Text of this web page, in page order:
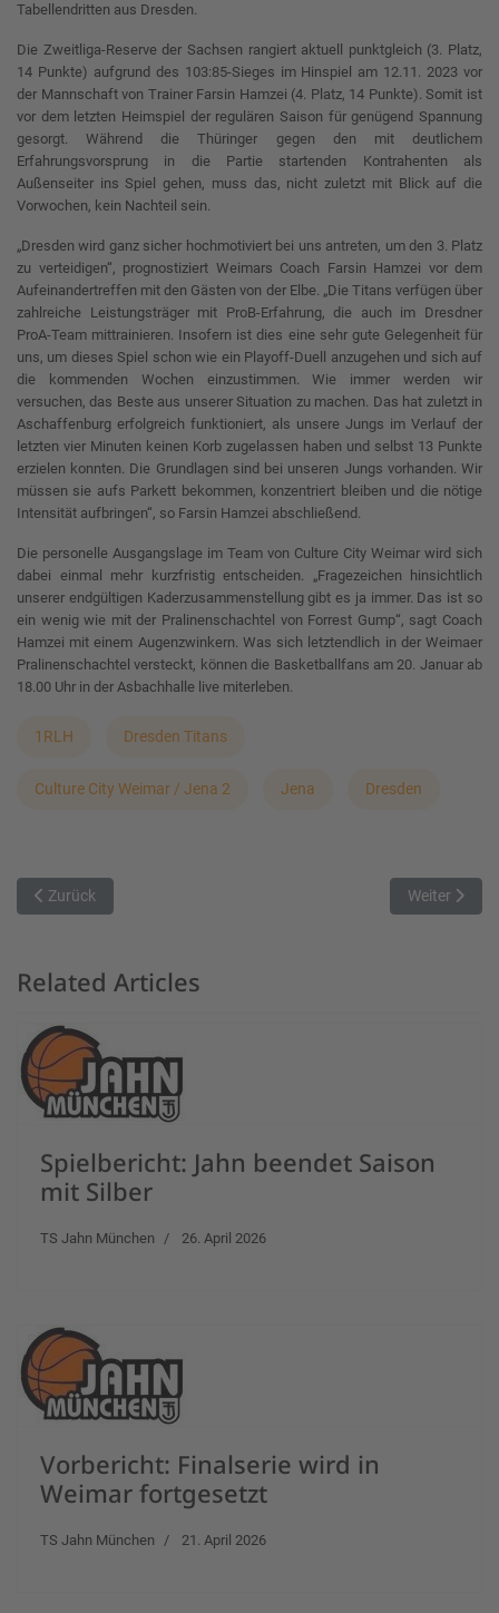
Tabellendritten aus Dresden.
Die Zweitliga-Reserve der Sachsen rangiert aktuell punktgleich (3. Platz,
14 Punkte) aufgrund des 103:85-Sieges im Hinspiel am 12.11. 2023 vor
der Mannschaft von Trainer Farsin Hamzei (4. Platz, 14 Punkte). Somit ist
vor dem letzten Heimspiel der regulären Saison für genügend Spannung
gesorgt. Während die Thüringer gegen den mit deutlichem
Erfahrungsvorsprung in die Partie startenden Kontrahenten als
Außenseiter ins Spiel gehen, muss das, nicht zuletzt mit Blick auf die
Vorwochen, kein Nachteil sein.
„Dresden wird ganz sicher hochmotiviert bei uns antreten, um den 3. Platz
zu verteidigen“, prognostiziert Weimars Coach Farsin Hamzei vor dem
Aufeinandertreffen mit den Gästen von der Elbe. „Die Titans verfügen über
zahlreiche Leistungsträger mit ProB-Erfahrung, die auch im Dresdner
ProA-Team mittrainieren. Insofern ist dies eine sehr gute Gelegenheit für
uns, um dieses Spiel schon wie ein Playoff-Duell anzugehen und sich auf
die kommenden Wochen einzustimmen. Wie immer werden wir
versuchen, das Beste aus unserer Situation zu machen. Das hat zuletzt in
Aschaffenburg erfolgreich funktioniert, als unsere Jungs im Verlauf der
letzten vier Minuten keinen Korb zugelassen haben und selbst 13 Punkte
erzielen konnten. Die Grundlagen sind bei unseren Jungs vorhanden. Wir
müssen sie aufs Parkett bekommen, konzentriert bleiben und die nötige
Intensität aufbringen“, so Farsin Hamzei abschließend.
Die personelle Ausgangslage im Team von Culture City Weimar wird sich
dabei einmal mehr kurzfristig entscheiden. „Fragezeichen hinsichtlich
unserer endgültigen Kaderzusammenstellung gibt es ja immer. Das ist so
ein wenig wie mit der Pralinenschachtel von Forrest Gump“, sagt Coach
Hamzei mit einem Augenzwinkern. Was sich letztendlich in der Weimaer
Pralinenschachtel versteckt, können die Basketballfans am 20. Januar ab
18.00 Uhr in der Asbachhalle live miterleben.
1RLH Dresden Titans
Culture City Weimar / Jena 2 Jena Dresden
Vorheriger Beitrag: Titans II beenden die Hauptrunde in der Culture
Zurück Nächster
Weiter
Related Articles
Spielbericht: Jahn beendet Saison
mit Silber
TS Jahn München 26. April 2026
Vorbericht: Finalserie wird in
Weimar fortgesetzt
TS Jahn München 21. April 2026